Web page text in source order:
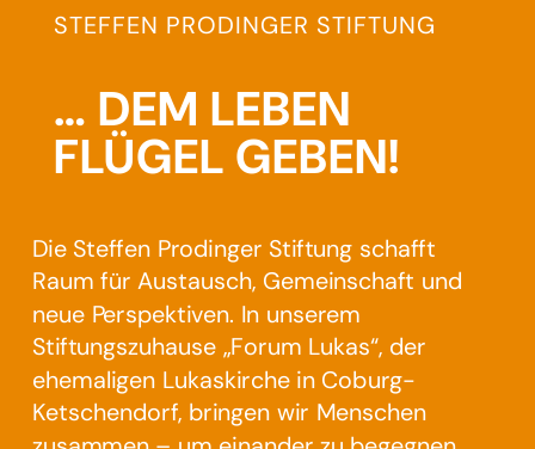
STEFFEN PRODINGER STIFTUNG
… DEM LEBEN
FLÜGEL GEBEN!
Die Steffen Prodinger Stiftung schafft
Raum für Austausch, Gemeinschaft und
neue Perspektiven. In unserem
Stiftungszuhause „Forum Lukas“, der
ehemaligen Lukaskirche in Coburg-
Ketschendorf, bringen wir Menschen